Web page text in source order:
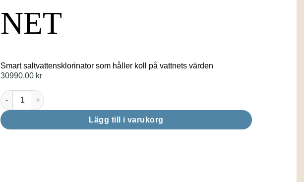
NET
Smart saltvattensklorinator som håller koll på vattnets värden
30990,00 kr
ASIN AQUA Salt NET saltklorinator mängd
Lägg till i varukorg